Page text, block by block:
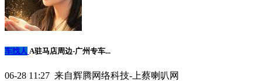
车找人 A驻马店周边-广州专车...
06-28 11:27 来自辉腾网络科技-上蔡喇叭网